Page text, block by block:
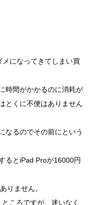
になってきてしまい買
時間がかかるのに消耗が
とくに不便はありません
なるのでその前にという
るとiPad Proが16000円
りません。
ころですが、迷いなく